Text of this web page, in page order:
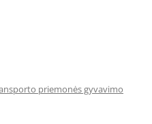
priemonės gyvavimo